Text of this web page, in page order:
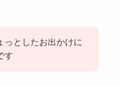
っとしたお出かけに
す